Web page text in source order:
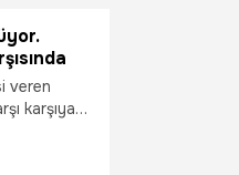
veren
karşıya